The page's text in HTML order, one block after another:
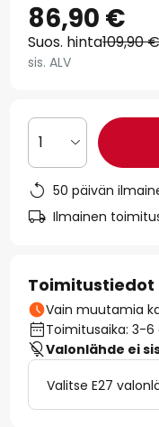
86,90 €
Suos. hinta109,90
sis. ALV
1
50 päivän
Ilmainen
Toimitustiedot
Vain muutamia
Toimitusaika: 3-6
Valonlähde ei
Valitse E27